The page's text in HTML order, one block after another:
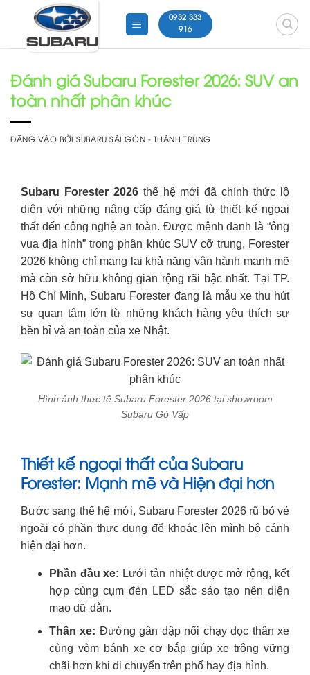
0932 333
916
Đánh giá Subaru Forester 2026: SUV an
toàn nhất phân khúc
ĐĂNG VÀOBỞISUBARU SÀI GÒN - THÀNH TRUNG
Subaru Forester 2026thế hệ mới đã chính thức lộ
diện với những nâng cấp đáng giá từ thiết kế ngoại
thất đến công nghệ an toàn. Được mệnh danh là “ông
vua địa hình” trong phân khúc SUV cỡ trung, Forester
2026 không chỉ mang lại khả năng vận hành mạnh mẽ
mà còn sở hữu không gian rộng rãi bậc nhất. Tại TP.
Hồ Chí Minh, Subaru Forester đang là mẫu xe thu hút
sự quan tâm lớn từ những khách hàng yêu thích sự
bền bỉ và an toàn của xe Nhật.
Hình ảnh thực tế Subaru Forester 2026 tại showroom
Subaru Gò Vấp
Thiết kế ngoại thất của Subaru
Forester: Mạnh mẽ và Hiện đại hơn
Bước sang thế hệ mới, Subaru Forester 2026 rũ bỏ vẻ
ngoài có phần thực dụng để khoác lên mình bộ cánh
hiện đại hơn.
Phần đầu xe: Lưới tản nhiệt được mở rộng, kết
hợp cùng cụm đèn LED sắc sảo tạo nên diện
mạo dữ dằn.
Thân xe: Đường gân dập nổi chạy dọc thân xe
cùng vòm bánh xe cơ bắp giúp xe trông vững
chãi hơn khi di chuyển trên phố hay địa hình.